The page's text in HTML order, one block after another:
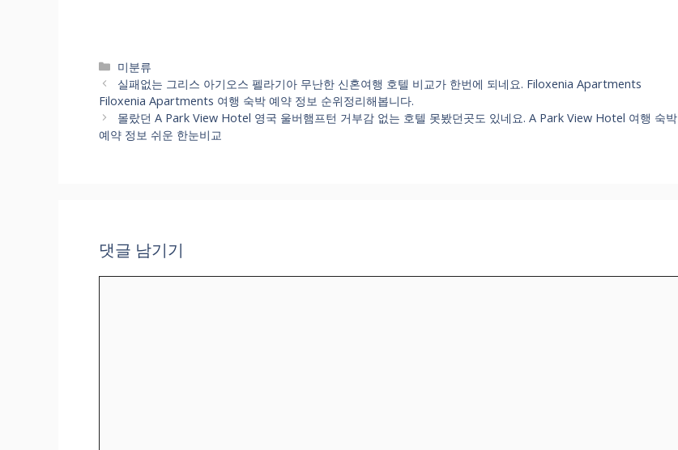
카
테
고
리
미분류
실패없는 그리스 아기오스 펠라기아 무난한 신혼여행 호텔 비교가 한번에 되네요. Filoxenia Apartments
Filoxenia Apartments 여행 숙박 예약 정보 순위정리해봅니다.
몰랐던 A Park View Hotel 영국 울버햄프턴 거부감 없는 호텔 못봤던곳도 있네요. A Park View Hotel 여행 숙박
예약 정보 쉬운 한눈비교
댓글 남기기